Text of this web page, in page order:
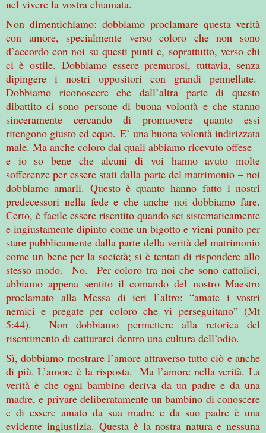
nel vivere la vostra chiamata.
Non dimentichiamo: dobbiamo proclamare questa verità
con amore, specialmente verso coloro che non sono
d’accordo con noi su questi punti e, soprattutto, verso chi
ci è ostile. Dobbiamo essere premurosi, tuttavia, senza
dipingere i nostri oppositori con grandi pennellate.
Dobbiamo riconoscere che dall’altra parte di questo
dibattito ci sono persone di buona volontà e che stanno
sinceramente cercando di promuovere quanto essi
ritengono giusto ed equo. E’ una buona volontà indirizzata
male. Ma anche coloro dai quali abbiamo ricevuto offese –
e io so bene che alcuni di voi hanno avuto molte
sofferenze per essere stati dalla parte del matrimonio – noi
dobbiamo amarli. Questo è quanto hanno fatto i nostri
predecessori nella fede e che anche noi dobbiamo fare.
Certo, è facile essere risentito quando sei sistematicamente
e ingiustamente dipinto come un bigotto e vieni punito per
stare pubblicamente dalla parte della verità del matrimonio
come un bene per la società; si è tentati di rispondere allo
stesso modo. No. Per coloro tra noi che sono cattolici,
abbiamo appena sentito il comando del nostro Maestro
proclamato alla Messa di ieri l’altro: “amate i vostri
nemici e pregate per coloro che vi perseguitano” (Mt
5:44). Non dobbiamo permettere alla retorica del
risentimento di catturarci dentro una cultura dell’odio.
Sì, dobbiamo mostrare l’amore attraverso tutto ciò e anche
di più. L’amore è la risposta. Ma l’amore nella verità. La
verità è che ogni bambino deriva da un padre e da una
madre, e privare deliberatamente un bambino di conoscere
e di essere amato da sua madre e da suo padre è una
evidente ingiustizia. Questa è la nostra natura e nessuna